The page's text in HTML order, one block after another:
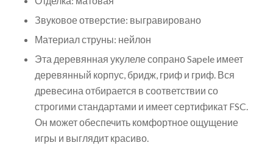
Звуковое отверстие: выгравировано
Материал струны: нейлон
Эта деревянная укулеле сопрано Sapele имеет
деревянный корпус, бридж, гриф и гриф. Вся
древесина отбирается в соответствии со
строгими стандартами и имеет сертификат FSC.
Он может обеспечить комфортное ощущение
игры и выглядит красиво.